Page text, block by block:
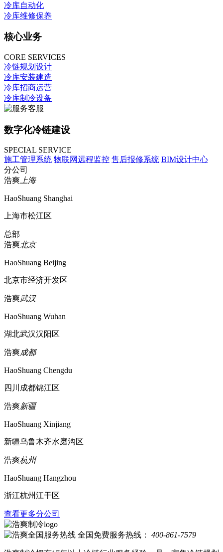
冷库自动化
冷库维修保养
核心业务
CORE SERVICES
冷链规划设计
冷库安装建造
冷库招商运营
冷库制冷设备
数字化冷链建设
SPECIAL SERVICE
施工管理系统 物联网远程监控 售后报修系统 BIM设计中心
分公司
浩爽上海
HaoShuang Shanghai
上海市松江区
总部
浩爽北京
HaoShuang Beijing
北京市经济开发区
浩爽武汉
HaoShuang Wuhan
湖北武汉汉阳区
浩爽成都
HaoShuang Chengdu
四川成都锦江区
浩爽新疆
HaoShuang Xinjiang
新疆乌鲁木齐水磨沟区
浩爽杭州
HaoShuang Hangzhou
浙江杭州江干区
查看更多分公司
全国免费服务热线： 400-861-7579